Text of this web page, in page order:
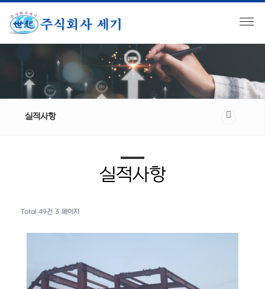
실적사항
실적사항
Total 49건 3 페이지